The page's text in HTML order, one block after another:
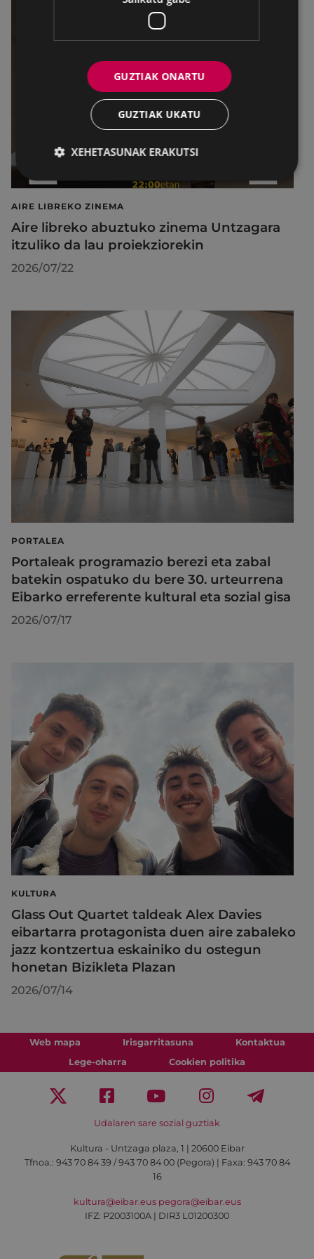
AIRE LIBREKO ZINEMA
Aire libreko abuztuko zinema Untzagara
itzuliko da lau proiekziorekin
2026/07/22
PORTALEA
Portaleak programazio berezi eta zabal
batekin ospatuko du bere 30. urteurrena
Eibarko erreferente kultural eta sozial gisa
2026/07/17
KULTURA
Glass Out Quartet taldeak Alex Davies
eibartarra protagonista duen aire zabaleko
jazz kontzertua eskainiko du ostegun
honetan Bizikleta Plazan
2026/07/14
Web mapa Irisgarritasuna
Kontaktua
Lege-oharra
Cookien politika
Udalaren sare sozial guztiak
Kultura - Untzaga plaza, 1 | 20600 Eibar
Tfnoa.: 943 70 84 39 / 943 70 84 00 (Pegora) | Faxa: 943 70 84
16
kultura@eibar.eus pegora@eibar.eus
IFZ: P2003100A | DIR3 L01200300
GUZTIAK ONARTU
GUZTIAK UKATU
XEHETASUNAK ERAKUTSI